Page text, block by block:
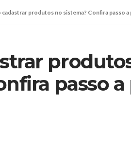
produtos no sistema? Confira passo a passo
passo a